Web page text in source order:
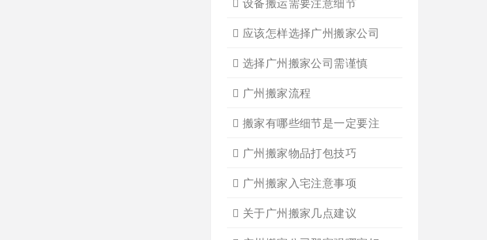
广州家具拆装 广州学生搬家
广州写字楼搬
广州吊装起重
广州公司搬迁